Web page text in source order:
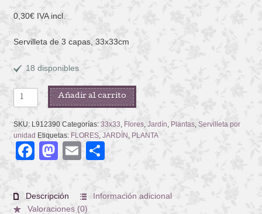
0,30€ IVA incl.
Servilleta de 3 capas, 33x33cm
18 disponibles
MARTINA
WHITE
cantidad
Añadir al carrito
SKU: L912390 Categorías: 33x33 Flores, Jardín Plantas, Servilleta por
unidad Etiquetas: FLORES, JARDÍN PLANTA
Facebook
Mastodon
EmailCompartir
Descripción
Información adicional
Valoraciones (0)